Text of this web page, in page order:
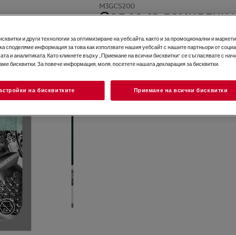
M3GCS200
Сол за съдомиялни
(Препоръчано от
0 (0)
и други технологии за оптимизиране на уебсайта, както и за промоционални и
споделяме информация за това как използвате нашия уебсайт с нашите партньори от
и аналитиката. Като кликнете върху „Приемане на всички бисквитки“ се съгласявате с
бисквитки. За повече информация, моля, посетете нашата декларация за бисквитки.
на бисквитките Приемане на всички бисквитки